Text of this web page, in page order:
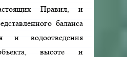
Правил, и
баланса
и водоотведения
высоте и